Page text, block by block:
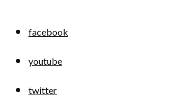
facebook
youtube
twitter